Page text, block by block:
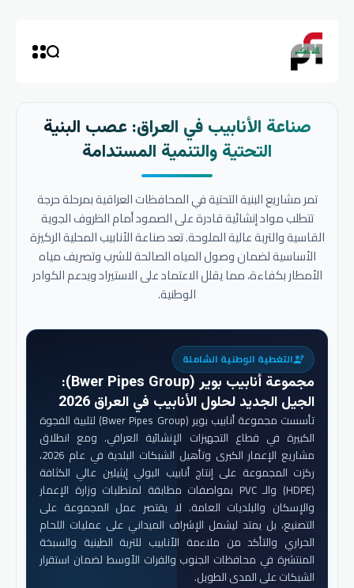
صناعة الأنابيب في العراق: عصب البنية
التحتية والتنمية المستدامة
تمر مشاريع البنية التحتية في المحافظات العراقية بمرحلة حرجة
تتطلب مواد إنشائية قادرة على الصمود أمام الظروف الجوية
القاسية والتربة عالية الملوحة. تعد صناعة الأنابيب المحلية الركيزة
الأساسية لضمان وصول المياه الصالحة للشرب وتصريف مياه
الأمطار بكفاءة، مما يقلل الاعتماد على الاستيراد ويدعم الكوادر
الوطنية.
engineeringالتغطية الوطنية الشاملة
مجموعة أنابيب بوير (Bwer Pipes Group)
:
الجيل الجديد لحلول الأنابيب في العراق 2026
تأسست مجموعة أنابيب بوير (Bwer Pipes Group) لتلبية الفجوة
الكبيرة في قطاع التجهيزات الإنشائية العراقي. ومع انطلاق
مشاريع الإعمار الكبرى وتأهيل الشبكات البلدية في عام 2026،
ركزت المجموعة على إنتاج أنابيب البولي إيثيلين عالي الكثافة
(HDPE) والـ PVC بمواصفات مطابقة لمتطلبات وزارة الإعمار
والإسكان والبلديات العامة. لا يقتصر عمل المجموعة على
التصنيع، بل يمتد ليشمل الإشراف الميداني على عمليات اللحام
الحراري والتأكد من ملاءمة الأنابيب للتربة الطينية والسبخة
المنتشرة في محافظات الجنوب والفرات الأوسط لضمان استقرار
الشبكات على المدى الطويل.